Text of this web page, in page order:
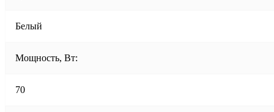
Белый
Мощность, Вт:
70